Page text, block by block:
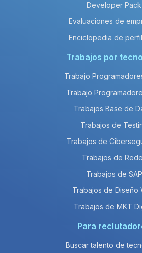
Developer Pack
Evaluaciones de
Enciclopedia de
Trabajos por
Trabajo
Trabajo
Trabajos Base de
Trabajos de
Trabajos de
Trabajos de
Trabajos de SAP
Trabajos de Diseño
Trabajos de MKT
Para
Buscar talento de